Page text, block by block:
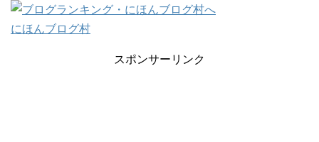
にほんブログ村
スポンサーリンク